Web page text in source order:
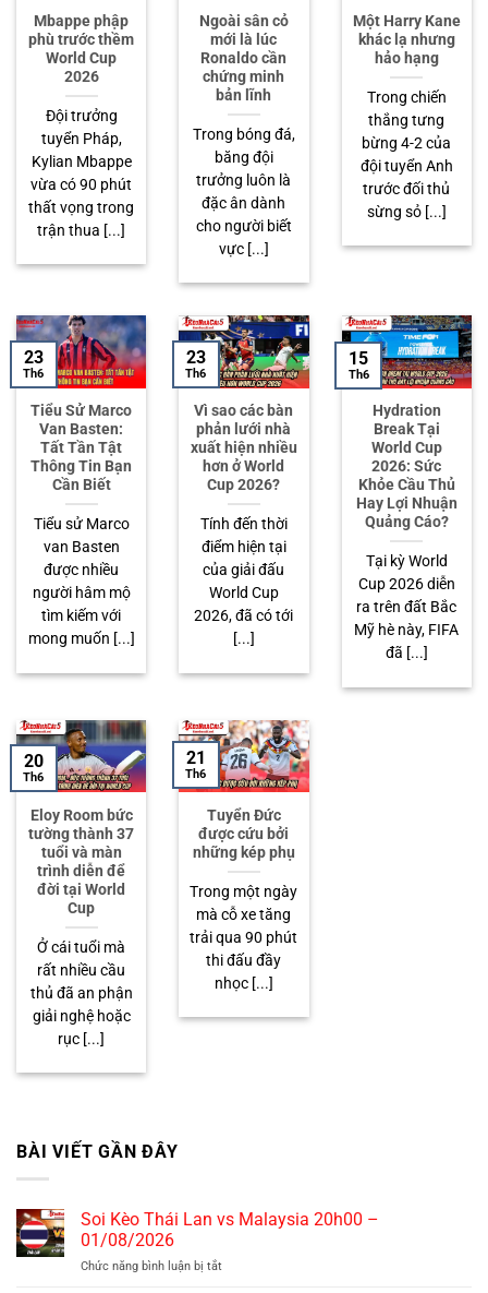
Mbappe phập
phù trước thềm
World Cup
2026
Đội trưởng
tuyển Pháp,
Kylian Mbappe
vừa có 90 phút
thất vọng trong
trận thua [...]
Ngoài sân cỏ
mới là lúc
Ronaldo cần
chứng minh
bản lĩnh
Trong bóng đá,
băng đội
trưởng luôn là
đặc ân dành
cho người biết
vực [...]
Một Harry Kane
khác lạ nhưng
hảo hạng
Trong chiến
thắng tưng
bừng 4-2 của
đội tuyển Anh
trước đối thủ
sừng sỏ [...]
Tiểu Sử Marco
Van Basten:
Tất Tần Tật
Thông Tin Bạn
Cần Biết
Tiểu sử Marco
van Basten
được nhiều
người hâm mộ
tìm kiếm với
mong muốn [...]
23
Th6
Vì sao các bàn
phản lưới nhà
xuất hiện nhiều
hơn ở World
Cup 2026?
Tính đến thời
điểm hiện tại
của giải đấu
World Cup
2026, đã có tới
[...]
23
Th6
Hydration
Break Tại
World Cup
2026: Sức
Khỏe Cầu Thủ
Hay Lợi Nhuận
Quảng Cáo?
Tại kỳ World
Cup 2026 diễn
ra trên đất Bắc
Mỹ hè này, FIFA
đã [...]
15
Th6
Eloy Room bức
tường thành 37
tuổi và màn
trình diễn để
đời tại World
Cup
Ở cái tuổi mà
rất nhiều cầu
thủ đã an phận
giải nghệ hoặc
rục [...]
20
Th6
Tuyển Đức
được cứu bởi
những kép phụ
Trong một ngày
mà cỗ xe tăng
trải qua 90 phút
thi đấu đầy
nhọc [...]
21
Th6
BÀI VIẾT GẦN ĐÂY
Soi Kèo Thái Lan vs Malaysia 20h00 –
01/08/2026
Chức năng bình luận bị tắt